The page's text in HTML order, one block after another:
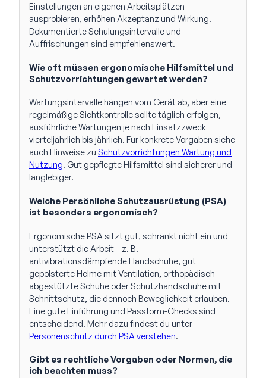
Einstellungen an eigenen Arbeitsplätzen
ausprobieren, erhöhen Akzeptanz und Wirkung.
Dokumentierte Schulungsintervalle und
Auffrischungen sind empfehlenswert.
Wie oft müssen ergonomische Hilfsmittel und
Schutzvorrichtungen gewartet werden?
Wartungsintervalle hängen vom Gerät ab, aber eine
regelmäßige Sichtkontrolle sollte täglich erfolgen,
ausführliche Wartungen je nach Einsatzzweck
vierteljährlich bis jährlich. Für konkrete Vorgaben siehe
auch Hinweise zu Schutzvorrichtungen Wartung und
Nutzung. Gut gepflegte Hilfsmittel sind sicherer und
langlebiger.
Welche Persönliche Schutzausrüstung (PSA)
ist besonders ergonomisch?
Ergonomische PSA sitzt gut, schränkt nicht ein und
unterstützt die Arbeit – z. B.
antivibrationsdämpfende Handschuhe, gut
gepolsterte Helme mit Ventilation, orthopädisch
abgestützte Schuhe oder Schutzhandschuhe mit
Schnittschutz, die dennoch Beweglichkeit erlauben.
Eine gute Einführung und Passform-Checks sind
entscheidend. Mehr dazu findest du unter
Personenschutz durch PSA verstehen.
Gibt es rechtliche Vorgaben oder Normen, die
ich beachten muss?